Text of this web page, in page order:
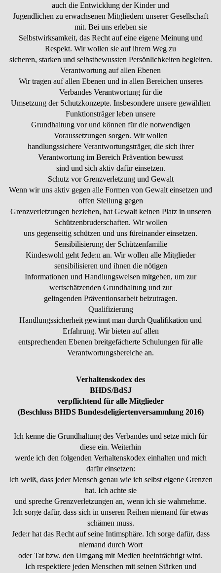
auch die Entwicklung der Kinder und
Jugendlichen zu erwachsenen Mitgliedern unserer Gesellschaft
mit. Bei uns erleben sie
Selbstwirksamkeit, das Recht auf eine eigene Meinung und
Respekt. Wir wollen sie auf ihrem Weg zu
sicheren, starken und selbstbewussten Persönlichkeiten begleiten.
Verantwortung auf allen Ebenen
Wir tragen auf allen Ebenen und in allen Bereichen unseres
Verbandes Verantwortung für die
Umsetzung der Schutzkonzepte. Insbesondere unsere gewählten
Funktionsträger leben unsere
Grundhaltung vor und können für die notwendigen
Voraussetzungen sorgen. Wir wollen
handlungssichere Verantwortungsträger, die sich ihrer
Verantwortung im Bereich Prävention bewusst
sind und sich aktiv dafür einsetzen.
Schutz vor Grenzverletzung und Gewalt
Wenn wir uns aktiv gegen alle Formen von Gewalt einsetzen und
offen Stellung gegen
Grenzverletzungen beziehen, hat Gewalt keinen Platz in unseren
Schützenbruderschaften. Wir wollen
uns gegenseitig schützen und uns füreinander einsetzen.
Sensibilisierung der Schützenfamilie
Kindeswohl geht Jede:n an. Wir wollen alle Mitglieder
sensibilisieren und ihnen die nötigen
Informationen und Handlungsweisen mitgeben, um zur
wertschätzenden Grundhaltung und zur
gelingenden Präventionsarbeit beizutragen.
Qualifizierung
Handlungssicherheit gewinnt man durch Qualifikation und
Erfahrung. Wir bieten auf allen
entsprechenden Ebenen breitgefächerte Schulungen für alle
Verantwortungsbereiche an.
Verhaltenskodex des
BHDS/BdSJ
verpflichtend für alle Mitglieder
(Beschluss BHDS Bundesdeligiertenversammlung 2016)
Ich kenne die Grundhaltung des Verbandes und setze mich für
diese ein. Weiterhin
werde ich den folgenden Verhaltenskodex einhalten und mich
dafür einsetzen:
Ich weiß, dass jeder Mensch genau wie ich selbst eigene Grenzen
hat. Ich achte sie
und spreche Grenzverletzungen an, wenn ich sie wahrnehme.
Ich sorge dafür, dass sich in unseren Reihen niemand für etwas
schämen muss.
Jede:r hat das Recht auf seine Intimsphäre. Ich sorge dafür, dass
niemand durch Wort
oder Tat bzw. den Umgang mit Medien beeinträchtigt wird.
Ich respektiere jeden Menschen mit seinen Stärken und